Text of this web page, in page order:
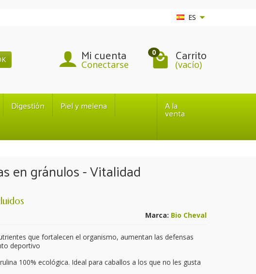
ES
Mi cuenta
Conectarse
0 Carrito
(vacío)
Digestión
Piel y melena
A la
venta
en gránulos - Vitalidad
Marca: Bio Cheval
que fortalecen el organismo, aumentan las defensas
deportivo
100% ecológica. Ideal para caballos a los que no les gusta